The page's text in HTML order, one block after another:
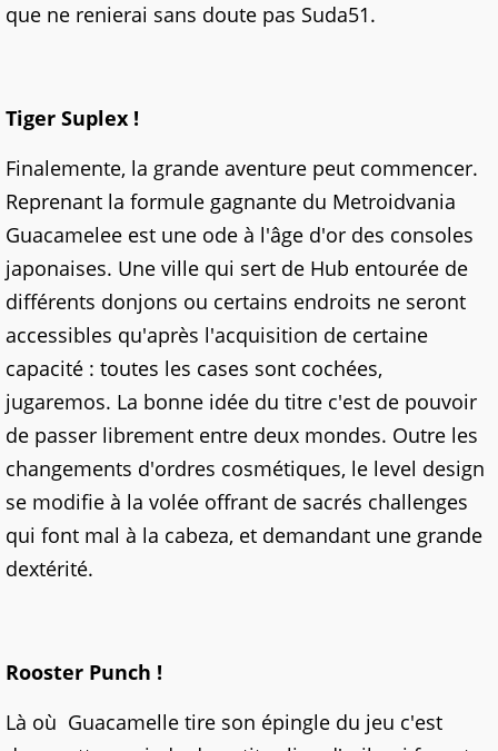
que ne renierai sans doute pas Suda51.
Tiger Suplex !
Finalemente, la grande aventure peut commencer.
Reprenant la formule gagnante du Metroidvania
Guacamelee est une ode à l'âge d'or des consoles
japonaises. Une ville qui sert de Hub entourée de
différents donjons ou certains endroits ne seront
accessibles qu'après l'acquisition de certaine
capacité : toutes les cases sont cochées,
jugaremos. La bonne idée du titre c'est de pouvoir
de passer librement entre deux mondes. Outre les
changements d'ordres cosmétiques, le level design
se modifie à la volée offrant de sacrés challenges
qui font mal à la cabeza, et demandant une grande
dextérité.
Rooster Punch !
Là où Guacamelle tire son épingle du jeu c'est